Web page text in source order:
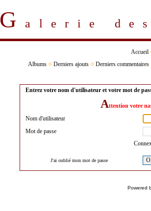
Galerie
Accueil
Albums
Derniers ajouts Derniers commentaires
Entrez votre nom d'utilisateur et votre mot de
Attention votre
Nom d'utilisateur
Mot de passe
J'ai oublié mon mot de passe
Powered